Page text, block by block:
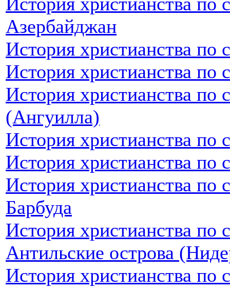
Азербайджан
История христианства по
История христианства
История христианства по
(Ангуилла)
История христианства по
История христианства
История христианства по
Барбуда
История христианства по
Антильские острова
История христианства по